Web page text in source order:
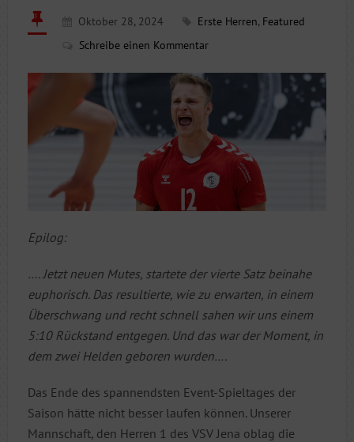
Oktober 28, 2024 Erste Herren, Featured
Schreibe einen Kommentar
Epilog:
…. Jetzt neuen Mutes, startete der vierte Satz beinahe
euphorisch. Das resultierte, wie zu erwarten, in einem
Überschwang und recht schnell sahen wir uns einem
5:10 Rückstand entgegen. Und das war der Moment, in
dem zwei Helden geboren wurden….
Das Ende des spannendsten Event-Spieltages der
Saison hätte nicht besser laufen können. Unserer
Mannschaft, den Herren 1 des VSV Jena oblag die